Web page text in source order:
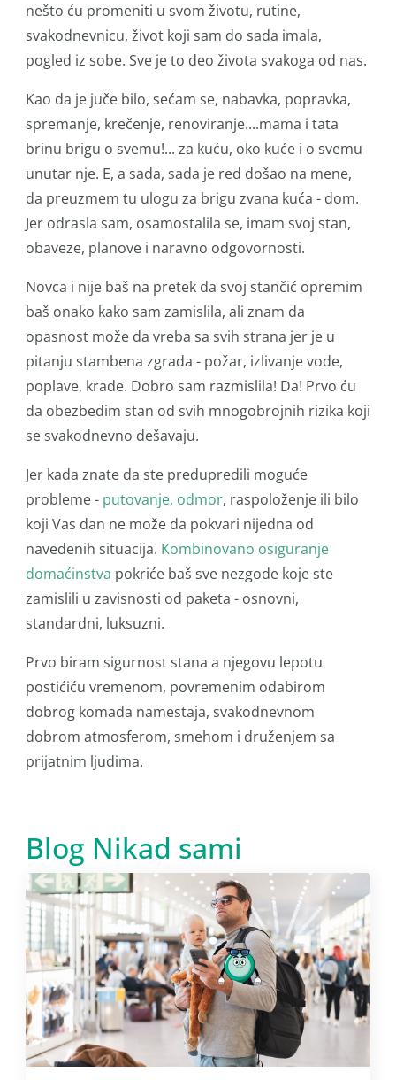
nešto ću promeniti u svom životu, rutine,
svakodnevnicu, život koji sam do sada imala,
pogled iz sobe. Sve je to deo života svakoga od nas.
Kao da je juče bilo, sećam se, nabavka, popravka,
spremanje, krečenje, renoviranje....mama i tata
brinu brigu o svemu!... za kuću, oko kuće i o svemu
unutar nje. E, a sada, sada je red došao na mene,
da preuzmem tu ulogu za brigu zvana kuća - dom.
Jer odrasla sam, osamostalila se, imam svoj stan,
obaveze, planove i naravno odgovornosti.
Novca i nije baš na pretek da svoj stančić opremim
baš onako kako sam zamislila, ali znam da
opasnost može da vreba sa svih strana jer je u
pitanju stambena zgrada - požar, izlivanje vode,
poplave, krađe. Dobro sam razmislila! Da! Prvo ću
da obezbedim stan od svih mnogobrojnih rizika koji
se svakodnevno dešavaju.
Jer kada znate da ste predupredili moguće
probleme - putovanje, odmor, raspoloženje ili bilo
koji Vas dan ne može da pokvari nijedna od
navedenih situacija. Kombinovano osiguranje
domaćinstva pokriće baš sve nezgode koje ste
zamislili u zavisnosti od paketa - osnovni,
standardni, luksuzni.
Prvo biram sigurnost stana a njegovu lepotu
postićiću vremenom, povremenim odabirom
dobrog komada namestaja, svakodnevnom
dobrom atmosferom, smehom i druženjem sa
prijatnim ljudima.
Blog Nikad sami